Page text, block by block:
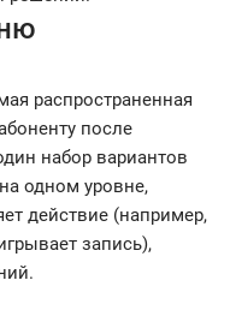
распространенная
после
набор вариантов
одном уровне,
действие (например,
запись),